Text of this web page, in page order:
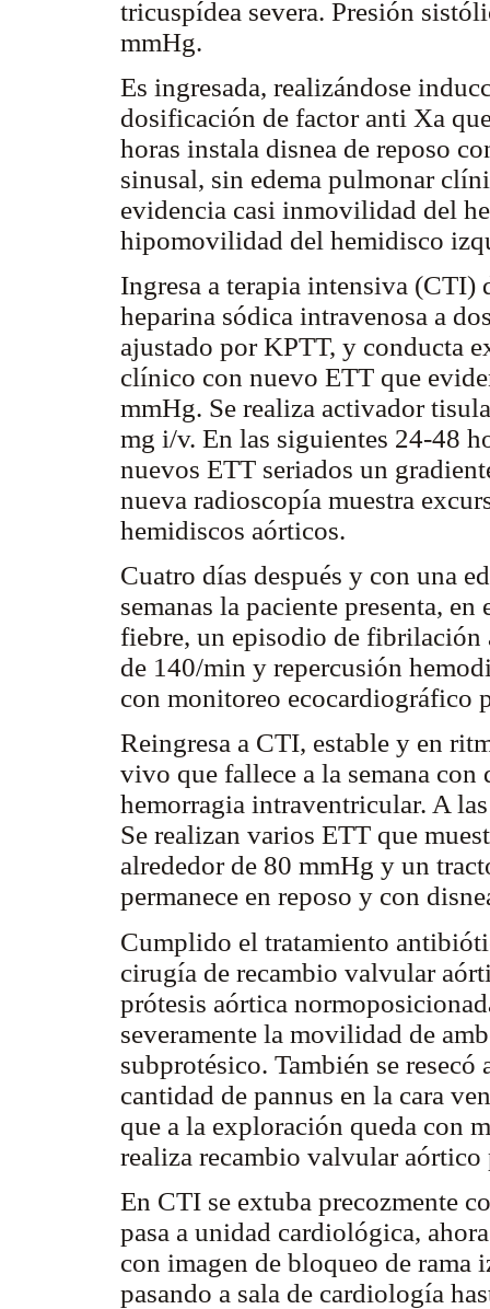
tricuspídea severa. Presión
mmHg.
Es ingresada, realizándose
dosificación de factor anti Xa
horas instala disnea de reposo
sinusal, sin edema pulmonar
evidencia casi inmovilidad del
hipomovilidad del hemidisco
Ingresa a terapia intensiva (CTI)
heparina sódica intravenosa a
ajustado por KPTT, y conducta
clínico con nuevo ETT que
mmHg. Se realiza activador
mg i/v. En las siguientes 24-48
nuevos ETT seriados un
nueva radioscopía muestra
hemidiscos aórticos.
Cuatro días después y con una
semanas la paciente presenta,
fiebre, un episodio de fibrilación
de 140/min y repercusión
con monitoreo ecocardiográfico
Reingresa a CTI, estable y en
vivo que fallece a la semana
hemorragia intraventricular. A
Se realizan varios ETT que
alrededor de 80 mmHg y un
permanece en reposo y con
Cumplido el tratamiento
cirugía de recambio valvular
prótesis aórtica
severamente la movilidad de
subprotésico. También se
cantidad de pannus en la cara
que a la exploración queda con
realiza recambio valvular
En CTI se extuba precozmente
pasa a unidad cardiológica,
con imagen de bloqueo de
pasando a sala de cardiología